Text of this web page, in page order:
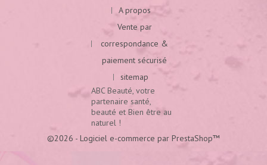
A propos
Vente par
correspondance &
paiement sécurisé
sitemap
ABC Beauté, votre
partenaire santé,
beauté et Bien être au
naturel !
©2026 - Logiciel e-commerce par PrestaShop™